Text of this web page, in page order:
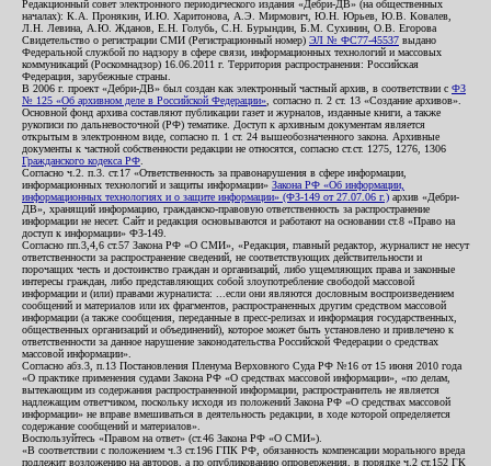
Редакционный совет электронного периодического издания «Дебри-ДВ» (на общественных
началах): К.А. Пронякин, И.Ю. Харитонова, А.Э. Мирмович, Ю.Н. Юрьев, Ю.В. Ковалев,
Л.Н. Левина, А.Ю. Жданов, Е.Н. Голубь, С.Н. Бурындин, Б.М. Сухинин, О.В. Егорова
Свидетельство о регистрации СМИ (Регистрационный номер) ЭЛ № ФС77-45537 выдано
Федеральной службой по надзору в сфере связи, информационных технологий и массовых
коммуникаций (Роскомнадзор) 16.06.2011 г. Территория распространения: Российская
Федерация, зарубежные страны.
В 2006 г. проект «Дебри-ДВ» был создан как электронный частный архив, в соответствии с ФЗ
№ 125 «Об архивном деле в Российской Федерации» , согласно п. 2 ст. 13 «Создание архивов».
Основной фонд архива составляют публикации газет и журналов, изданные книги, а также
рукописи по дальневосточной (РФ) тематике. Доступ к архивным документам является
открытым в электронном виде, согласно п. 1 ст. 24 вышеобозначенного закона. Архивные
документы к частной собственности редакции не относятся, согласно ст.ст. 1275, 1276, 1306
Гражданского кодекса РФ
Согласно ч.2. п.3. ст.17 «Ответственность за правонарушения в сфере информации,
информационных технологий и защиты информации» Закона РФ «Об информации,
информационных технологиях и о защите информации» (ФЗ-149 от 27.07.06 г.) архив «Дебри-
ДВ», хранящий информацию, гражданско-правовую ответственность за распространение
информации не несет. Сайт и редакция основываются и работают на основании ст.8 «Право на
доступ к информации» ФЗ-149.
Согласно пп.3,4,6 ст.57 Закона РФ «О СМИ», «Редакция, главный редактор, журналист не несут
ответственности за распространение сведений, не соответствующих действительности и
порочащих честь и достоинство граждан и организаций, либо ущемляющих права и законные
интересы граждан, либо представляющих собой злоупотребление свободой массовой
информации и (или) правами журналиста: ...если они являются дословным воспроизведением
сообщений и материалов или их фрагментов, распространенных другим средством массовой
информации (а также сообщения, переданные в пресс-релизах и информация государственных,
общественных организаций и объединений), которое может быть установлено и привлечено к
ответственности за данное нарушение законодательства Российской Федерации о средствах
массовой информации».
Согласно абз.3, п.13 Постановления Пленума Верховного Суда РФ №16 от 15 июня 2010 года
«О практике применения судами Закона РФ «О средствах массовой информации», «по делам,
вытекающим из содержания распространенной информации, распространитель не является
надлежащим ответчиком, поскольку исходя из положений Закона РФ «О средствах массовой
информации» не вправе вмешиваться в деятельность редакции, в ходе которой определяется
содержание сообщений и материалов».
Воспользуйтесь «Правом на ответ» (ст.46 Закона РФ «О СМИ»).
«В соответствии с положением ч.3 ст.196 ГПК РФ, обязанность компенсации морального вреда
подлежит возложению на авторов, а по опубликованию опровержения, в порядке ч.2 ст.152 ГК